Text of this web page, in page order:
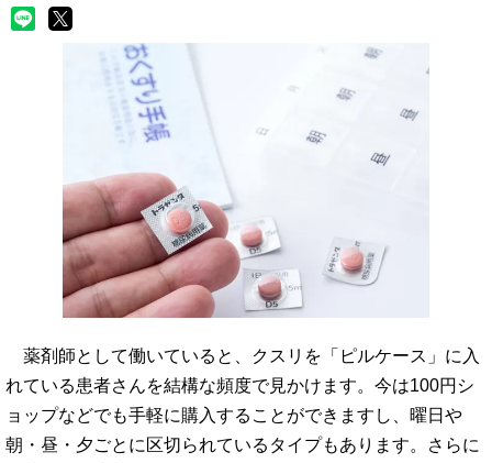
薬剤師として働いていると、クスリを「ピルケース」に入
れている患者さんを結構な頻度で見かけます。今は100円シ
ョップなどでも手軽に購入することができますし、曜日や
朝・昼・夕ごとに区切られているタイプもあります。さらに